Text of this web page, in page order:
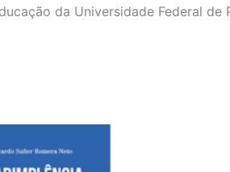
da Universidade Federal de